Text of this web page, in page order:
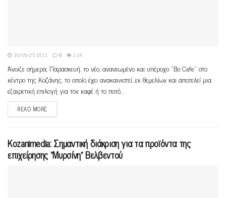
30/05/25 18:11 0 1.1K
Άνοιξε σήμερα, Παρασκευή, το νέο, ανανεωμένο και υπέροχο "Bo Cafe" στο
κέντρο της Κοζάνης, το οποίο έχει ανακαινιστεί...εκ θεμελίων και αποτελεί μια
εξαιρετική επιλογή για τον καφέ ή το ποτό...
READ MORE
Κοzanimedia: Σημαντική διάκριση για τα προϊόντα της
επιχείρησης “Μυρσίνη” Βελβεντού